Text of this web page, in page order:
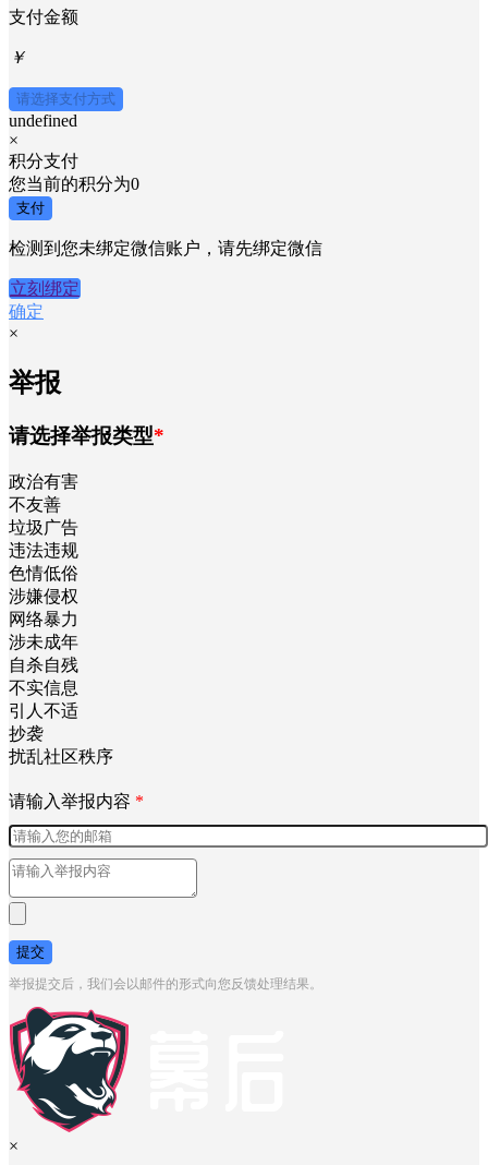
支付金额
￥
请选择支付方式
undefined
×
积分支付
您当前的积分为0
支付
检测到您未绑定微信账户，请先绑定微信
立刻绑定
确定
×
举报
请选择举报类型*
政治有害
不友善
垃圾广告
违法违规
色情低俗
涉嫌侵权
网络暴力
涉未成年
自杀自残
不实信息
引人不适
抄袭
扰乱社区秩序
请输入举报内容 *
提交
举报提交后，我们会以邮件的形式向您反馈处理结果。
×